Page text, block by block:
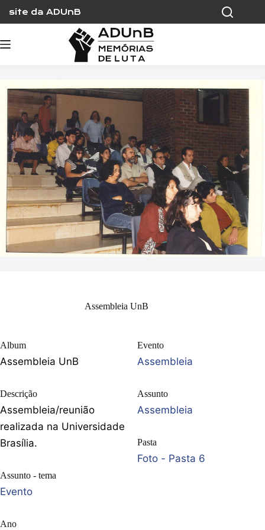
content
site da ADUnB
Assembleia UnB
Album
Assembleia UnB
Descrição
Assembleia/reunião
realizada na Universidade
Brasília.
Assunto - tema
Evento
Ano
Evento
Assembleia
Assunto
Assembleia
Pasta
Foto - Pasta 6